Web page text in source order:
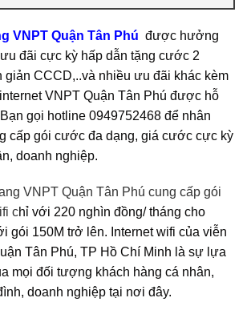
VNPT Quận Tân Phú được hưởng
đãi cực kỳ hấp dẫn tặng cước 2
giản CCCD,..và nhiều ưu đãi khác kèm
VNPT Quận Tân Phú được hỗ
gọi hotline 0949752468 để nhân
cấp gói cước đa dạng, giá cước cực kỳ
doanh nghiệp.
VNPT Quận Tân Phú cung cấp gói
chỉ với 220 nghìn đồng/ tháng cho
gói 150M trở lên. Internet wifi của viễn
Tân Phú, TP Hồ Chí Minh là sự lựa
mọi đối tượng khách hàng cá nhân,
doanh nghiệp tại nơi đây.